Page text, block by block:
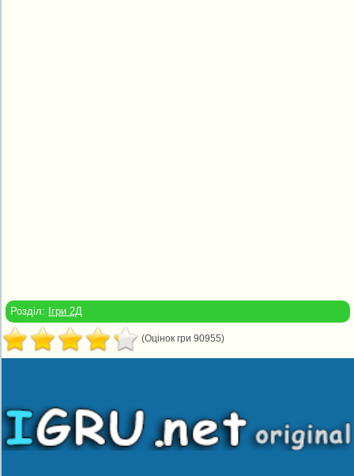
Розділ: Ігри 2Д
(Оцінок гри 90955)